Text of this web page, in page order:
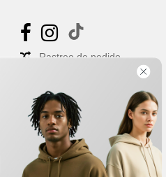
Rastreo de pedido